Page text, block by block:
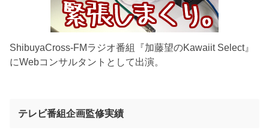
ShibuyaCross-FMラジオ番組『加藤望のKawaiit Select』
にWebコンサルタントとして出演。
テレビ番組企画監修実績